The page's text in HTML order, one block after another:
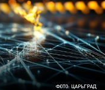
ФОТО: ЦАРЬГРАД